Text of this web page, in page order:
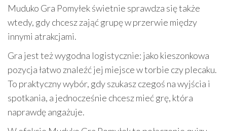
Muduko Gra Pomyłek świetnie sprawdza się także
wtedy, gdy chcesz zająć grupę w przerwie między
innymi atrakcjami.
Gra jest też wygodna logistycznie: jako kieszonkowa
pozycja łatwo znaleźć jej miejsce w torbie czy plecaku.
To praktyczny wybór, gdy szukasz czegoś na wyjścia i
spotkania, a jednocześnie chcesz mieć grę, która
naprawdę angażuje.